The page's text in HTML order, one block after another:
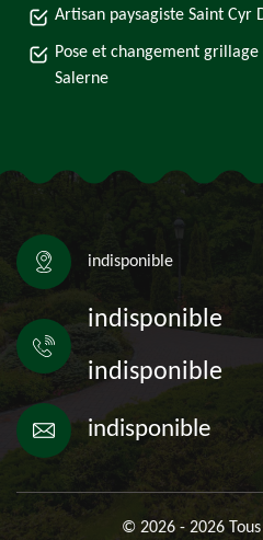
Artisan paysagiste Saint Cyr
Pose et changement
Salerne
indisponible
indisponible
indisponible
indisponible
© 2026 - 2026